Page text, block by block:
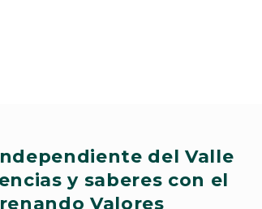
del Valle
y saberes con el
Valores